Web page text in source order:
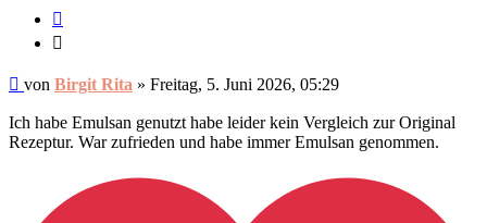
Ungelesener
von Birgit Rita » Freitag, 5. Juni 2026, 05:29
Ich habe Emulsan genutzt habe leider kein Vergleich zur Original
Rezeptur. War zufrieden und habe immer Emulsan genommen.